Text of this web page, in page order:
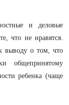
и деловые
что не нравятся.
выводу о том, что
общепринятому
ребенка (чаще